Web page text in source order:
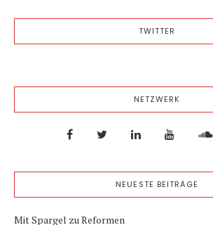
TWITTER
NETZWERK
NEUESTE BEITRÄGE
Mit Spargel zu Reformen